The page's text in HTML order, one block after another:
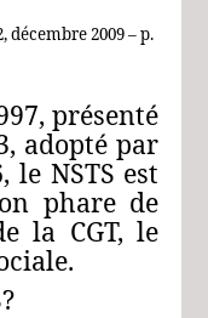
décembre 2009 – p.
présenté
adopté par
le NSTS est
phare de
la CGT, le